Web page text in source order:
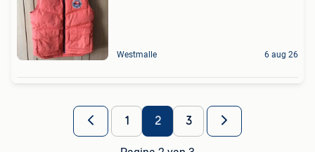
Westmalle 6 aug 26
1 2 3